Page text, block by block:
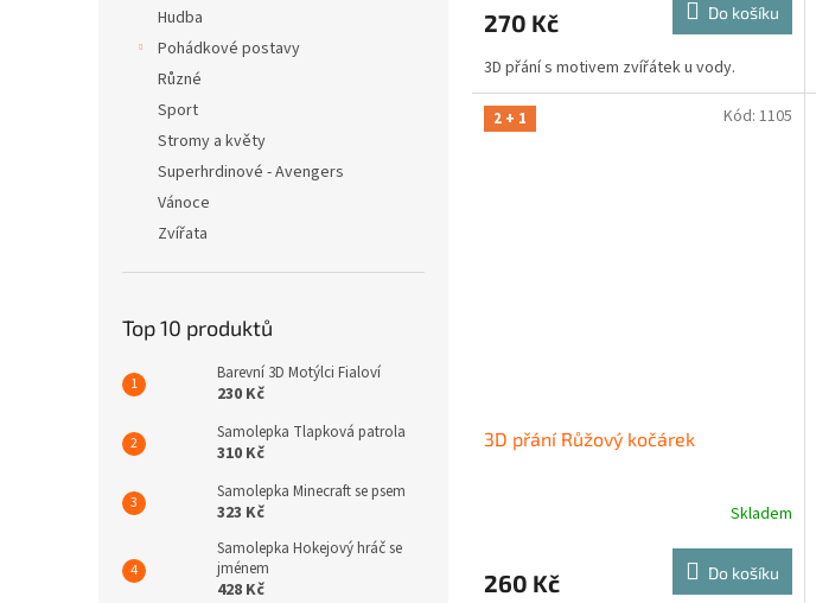
Hudba
Pohádkové postavy
Různé
Sport
Stromy a květy
Superhrdinové - Avengers
Vánoce
Zvířata
Top 10 produktů
Barevní 3D Motýlci Fialoví
230 Kč
Samolepka Tlapková patrola
310 Kč
Samolepka Minecraft se psem
323 Kč
Samolepka Hokejový hráč se
jménem
428 Kč
270 Kč Do košíku
3D přání s motivem zvířátek u vody.
2 + 1
3D přání Růžový kočárek
Skladem
260 Kč Do košíku
Kód: 1105